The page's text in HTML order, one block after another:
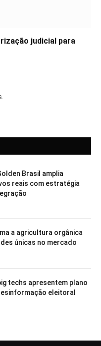
judicial para
Brasil amplia
reais com estratégia
a agricultura orgânica
únicas no mercado
techs apresentem plano
eleitoral